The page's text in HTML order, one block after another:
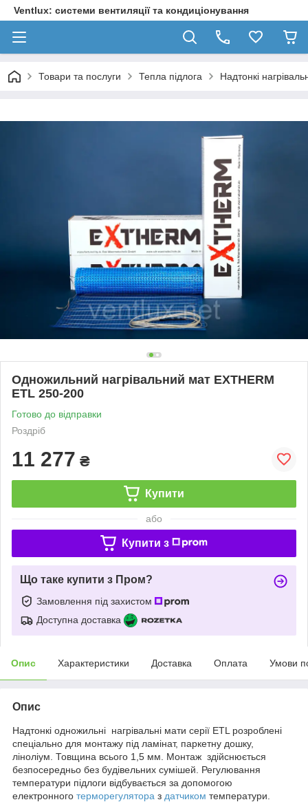
Ventlux: системи вентиляції та кондиціонування
Товари та послуги Тепла підлога Надтонкі
Одножильний нагрівальний мат EXTHERM
ETL 250-200
Готово до відправки
Роздріб
11 277 ₴
Купити
або
Купити з
Що таке купити з Пром?
Замовлення під захистом
Доступна доставка
Опис Характеристики Доставка Оплата Умови
Опис
Надтонкі одножильні нагрівальні мати серії ETL розроблені
спеціально для монтажу під ламінат, паркетну дошку,
ліноліум. Товщина всього 1,5 мм. Монтаж здійснюється
безпосередньо без будівельних сумішей. Регулювання
температури підлоги відбувається за допомогою
електронного терморегулятора з датчиком температури.